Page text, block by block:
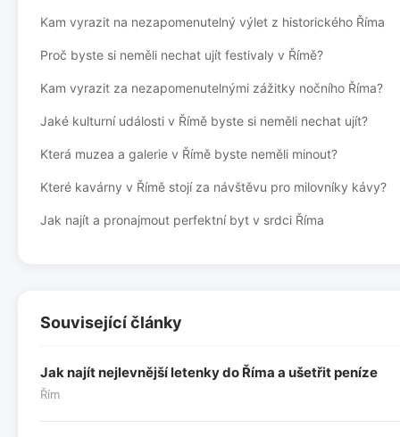
Kam vyrazit na nezapomenutelný výlet z historického Říma
Proč byste si neměli nechat ujít festivaly v Římě?
Kam vyrazit za nezapomenutelnými zážitky nočního Říma?
Jaké kulturní události v Římě byste si neměli nechat ujít?
Která muzea a galerie v Římě byste neměli minout?
Které kavárny v Římě stojí za návštěvu pro milovníky kávy?
Jak najít a pronajmout perfektní byt v srdci Říma
Související články
Jak najít nejlevnější letenky do Říma a ušetřit peníze
Řím